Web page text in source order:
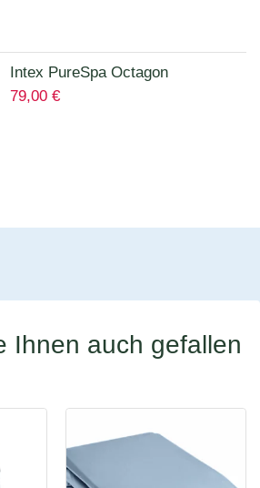
Intex PureSpa Octagon
Isolierende Abdeckung für 28456
79,00 €
Ihnen auch gefallen